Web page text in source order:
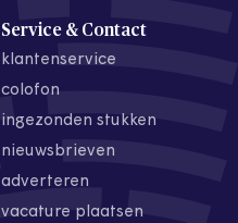
Service & Contact
klantenservice
colofon
ingezonden stukken
nieuwsbrieven
adverteren
vacature plaatsen